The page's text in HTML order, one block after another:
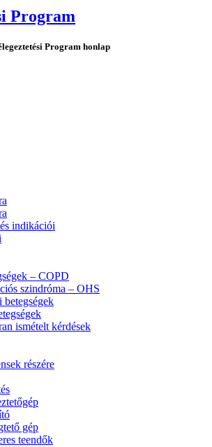
Program
Program honlap
indikációi
– COPD
szindróma – OHS
ismételt kérdések
részére
gép
teendők